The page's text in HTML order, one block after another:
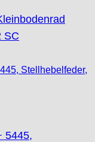
SC
5445,